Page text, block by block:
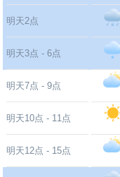
明天2点
明天3点 - 6点
明天7点 - 9点
明天10点 - 11点
明天12点 - 15点